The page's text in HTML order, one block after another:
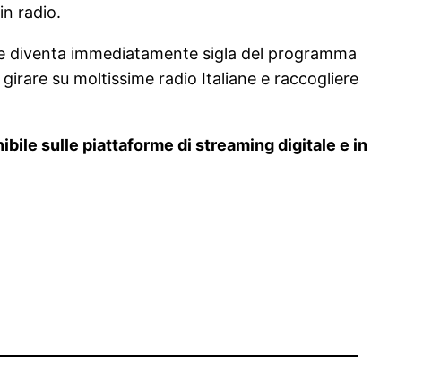
radio.
diventa immediatamente sigla del programma
su moltissime radio Italiane e raccogliere
sulle piattaforme di streaming digitale e in